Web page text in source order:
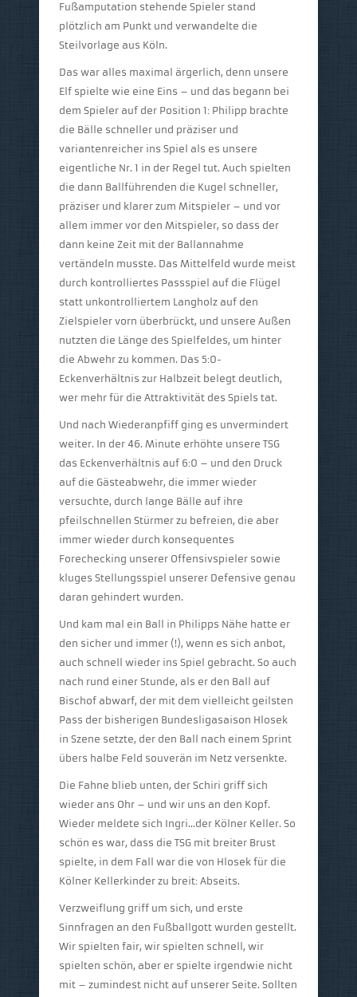
Fußamputation stehende Spieler stand
plötzlich am Punkt und verwandelte die
Steilvorlage aus Köln.
Das war alles maximal ärgerlich, denn unsere
Elf spielte wie eine Eins – und das begann bei
dem Spieler auf der Position 1: Philipp brachte
die Bälle schneller und präziser und
variantenreicher ins Spiel als es unsere
eigentliche Nr. 1 in der Regel tut. Auch spielten
die dann Ballführenden die Kugel schneller,
präziser und klarer zum Mitspieler – und vor
allem immer vor den Mitspieler, so dass der
dann keine Zeit mit der Ballannahme
vertändeln musste. Das Mittelfeld wurde meist
durch kontrolliertes Passspiel auf die Flügel
statt unkontrolliertem Langholz auf den
Zielspieler vorn überbrückt, und unsere Außen
nutzten die Länge des Spielfeldes, um hinter
die Abwehr zu kommen. Das 5:0-
Eckenverhältnis zur Halbzeit belegt deutlich,
wer mehr für die Attraktivität des Spiels tat.
Und nach Wiederanpfiff ging es unvermindert
weiter. In der 46. Minute erhöhte unsere TSG
das Eckenverhältnis auf 6:0 – und den Druck
auf die Gästeabwehr, die immer wieder
versuchte, durch lange Bälle auf ihre
pfeilschnellen Stürmer zu befreien, die aber
immer wieder durch konsequentes
Forechecking unserer Offensivspieler sowie
kluges Stellungsspiel unserer Defensive genau
daran gehindert wurden.
Und kam mal ein Ball in Philipps Nähe hatte er
den sicher und immer (!), wenn es sich anbot,
auch schnell wieder ins Spiel gebracht. So auch
nach rund einer Stunde, als er den Ball auf
Bischof abwarf, der mit dem vielleicht geilsten
Pass der bisherigen Bundesligasaison Hlosek
in Szene setzte, der den Ball nach einem Sprint
übers halbe Feld souverän im Netz versenkte.
Die Fahne blieb unten, der Schiri griff sich
wieder ans Ohr – und wir uns an den Kopf.
Wieder meldete sich Ingri…der Kölner Keller. So
schön es war, dass die TSG mit breiter Brust
spielte, in dem Fall war die von Hlosek für die
Kölner Kellerkinder zu breit: Abseits.
Verzweiflung griff um sich, und erste
Sinnfragen an den Fußballgott wurden gestellt.
Wir spielten fair, wir spielten schnell, wir
spielten schön, aber er spielte irgendwie nicht
mit – zumindest nicht auf unserer Seite. Sollten